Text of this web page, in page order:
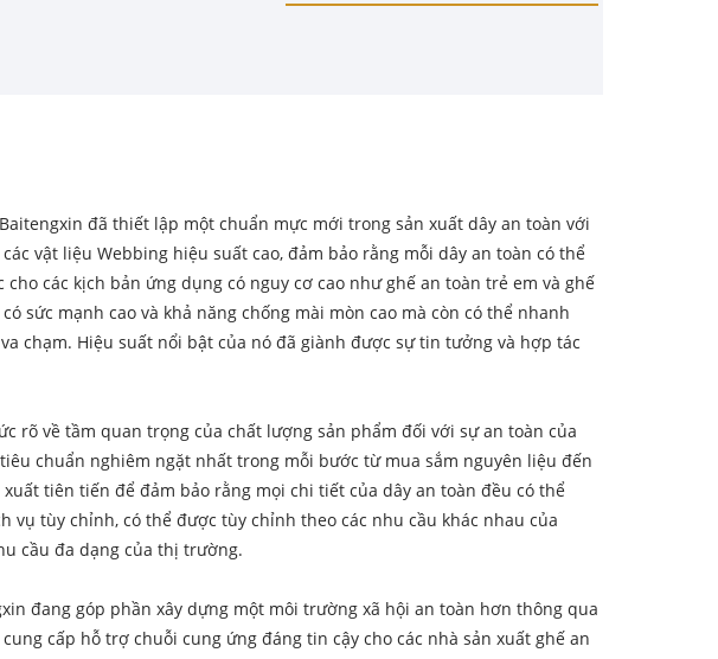
đã thiết lập một chuẩn mực mới trong sản xuất dây an toàn với
vật liệu Webbing hiệu suất cao, đảm bảo rằng mỗi dây an toàn có thể
các kịch bản ứng dụng có nguy cơ cao như ghế an toàn trẻ em và ghế
sức mạnh cao và khả năng chống mài mòn cao mà còn có thể nhanh
chạm. Hiệu suất nổi bật của nó đã giành được sự tin tưởng và hợp tác
rõ về tầm quan trọng của chất lượng sản phẩm đối với sự an toàn của
chuẩn nghiêm ngặt nhất trong mỗi bước từ mua sắm nguyên liệu đến
tiên tiến để đảm bảo rằng mọi chi tiết của dây an toàn đều có thể
tùy chỉnh, có thể được tùy chỉnh theo các nhu cầu khác nhau của
cầu đa dạng của thị trường.
đang góp phần xây dựng một môi trường xã hội an toàn hơn thông qua
cấp hỗ trợ chuỗi cung ứng đáng tin cậy cho các nhà sản xuất ghế an